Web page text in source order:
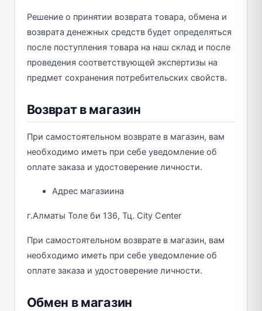
Решение о принятии возврата товара, обмена и
возврата денежных средств будет определяться
после поступления товара на наш склад и после
проведения соответствующей экспертизы на
предмет сохранения потребительских свойств.
Возврат в магазин
При самостоятельном возврате в магазин, вам
необходимо иметь при себе уведомление об
оплате заказа и удостоверение личности.
Адрес магазиина
г.Алматы Толе би 136, Тц. City Center
При самостоятельном возврате в магазин, вам
необходимо иметь при себе уведомление об
оплате заказа и удостоверение личности.
Обмен в магазин